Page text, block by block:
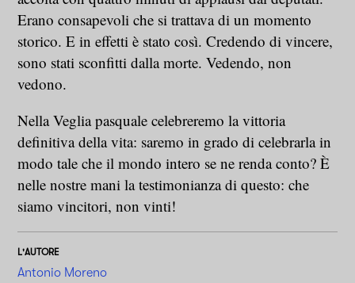
Erano consapevoli che si trattava di un momento
storico. E in effetti è stato così. Credendo di vincere,
sono stati sconfitti dalla morte. Vedendo, non
vedono.
Nella Veglia pasquale celebreremo la vittoria
definitiva della vita: saremo in grado di celebrarla in
modo tale che il mondo intero se ne renda conto? È
nelle nostre mani la testimonianza di questo: che
siamo vincitori, non vinti!
L'AUTORE
Antonio Moreno